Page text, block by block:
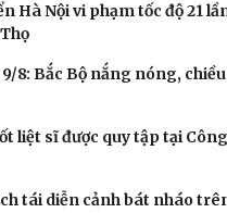
Podcast
Cửa sổ tình yêu
Hà Nội vi phạm tốc độ 21
8: Bắc Bộ nắng nóng,
liệt sĩ được quy tập tại
tái diễn cảnh bát nháo